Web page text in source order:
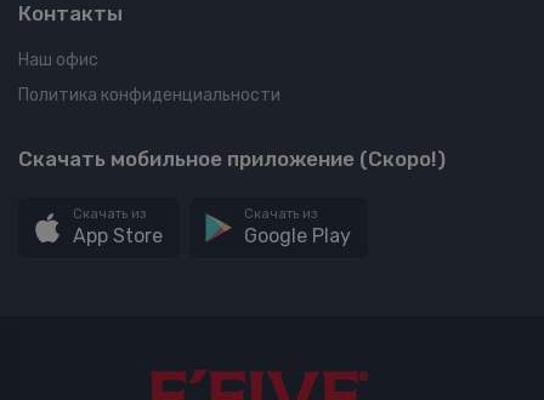
Контакты
Наш офис
Политика конфиденциальности
Скачать мобильное приложение (Скоро!)
Скачать из
App Store
Скачать из
Google Play